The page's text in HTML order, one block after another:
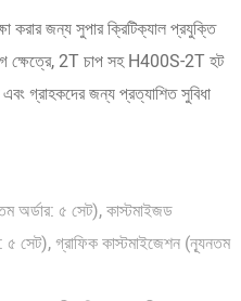
করার জন্য সুপার ক্রিটিক্যাল প্রযুক্তি
ক্ষেত্রে, 2T চাপ সহ H400S-2T হট
গ্রাহকদের জন্য প্রত্যাশিত সুবিধা
অর্ডার: ৫ সেট), কাস্টমাইজড
৫ সেট), গ্রাফিক কাস্টমাইজেশন (ন্যূনতম